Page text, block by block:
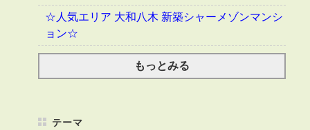
☆人気エリア 大和八木 新築シャーメゾンマンシ
ョン☆
もっとみる
テーマ